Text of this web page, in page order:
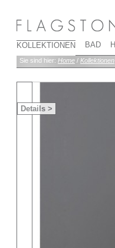
KOLLEKTIONEN BAD
Sie sind hier: Home / Kollektionen
Details >